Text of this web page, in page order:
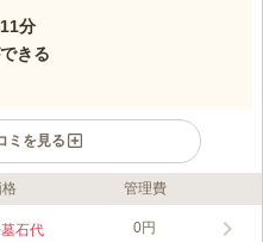
分
きる
ミを見る
市営墓地です。 周囲には高い建物
管理費
石代 0円